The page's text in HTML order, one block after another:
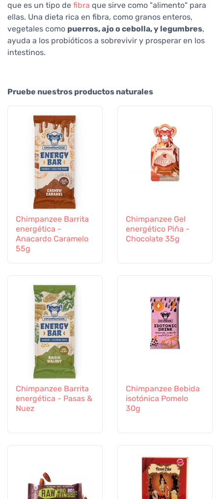
que es un tipo de fibra que sirve como "alimento" para
ellas. Una dieta rica en fibra, como granos enteros,
vegetales como puerros, ajo o cebolla, y legumbres,
ayuda a los probióticos a sobrevivir y prosperar en los
intestinos.
Pruebe nuestros productos naturales
Chimpanzee Barrita
energética -
Anacardo Caramelo
55g
Chimpanzee Gel
energético Piña -
Chocolate 35g
Chimpanzee Barrita
energética - Pasas &
Nuez
Chimpanzee Bebida
isotónica Pomelo
30g